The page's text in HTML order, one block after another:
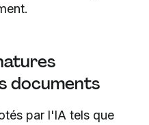
documents
par l'IA tels que